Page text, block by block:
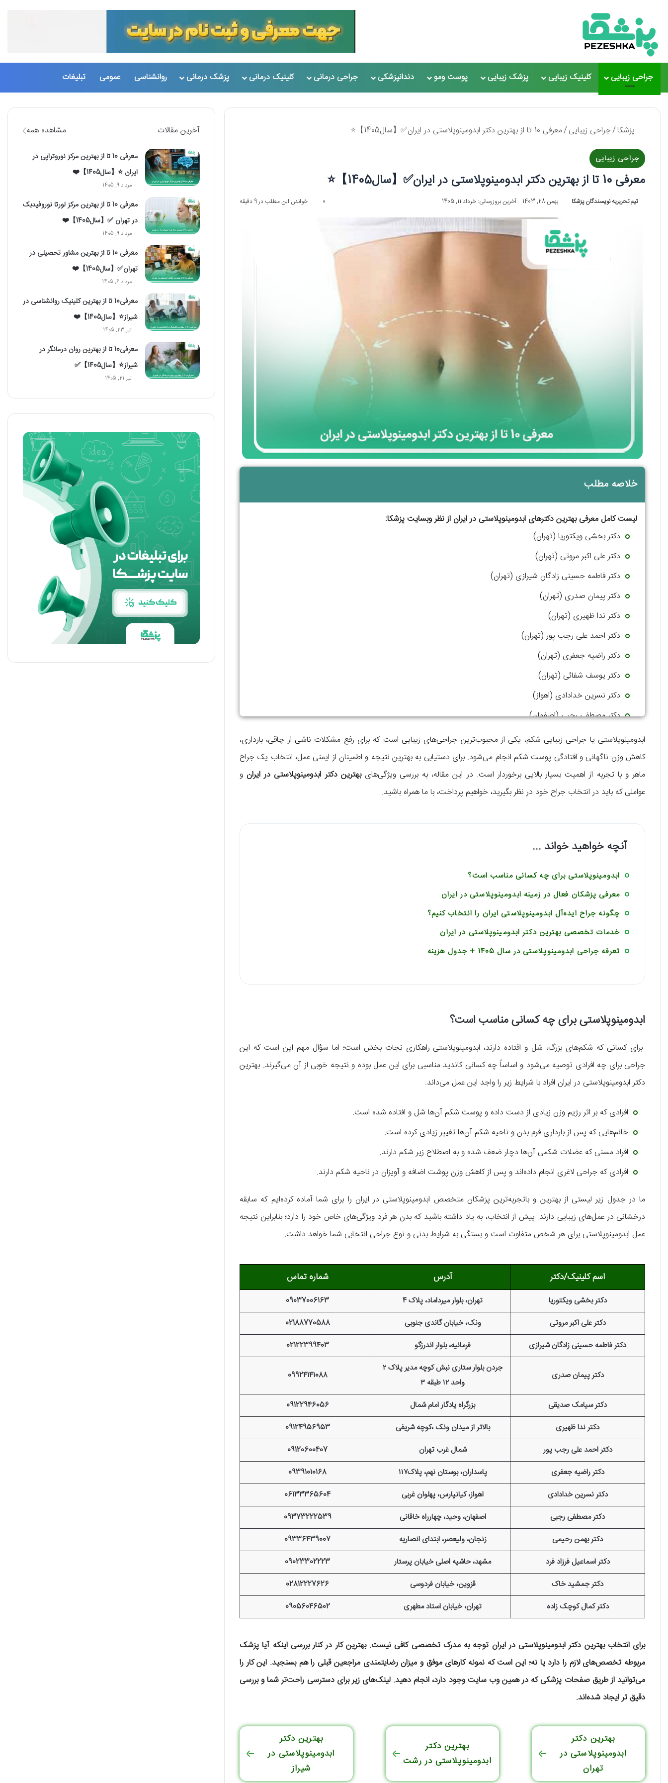
جراحی زیبایی کلینیک زیبایی پزشک زیبایی پوست ومو دندانپزشکی جراحی درمانی کلینیک درمانی پزشک درمانی روانشناسی عمومی تبلیغات
پزشکا/جراحی زیبایی/معرفی 10 تا از بهترین دکتر ابدومینوپلاستی در ایران✅【سال1405】⭐
جراحی زیبایی
معرفی 10 تا از بهترین دکتر ابدومینوپلاستی در ایران✅【سال1405】⭐
تیم تحریریه نویسندگان پزشکا بهمن 28, 1403 آخرین بروزرسانی: خرداد 11, 1405 0 خواندن این مطلب در 9 دقیقه
خلاصه مطلب
لیست کامل معرفی بهترین دکترهای ابدومینوپلاستی در ایران از نظر وبسایت پزشکا:
دکتر بخشی ویکتوریا (تهران)
دکتر علی اکبر مروتی (تهران)
دکتر فاطمه حسینی زادگان شیرازی (تهران)
دکتر پیمان صدری (تهران)
دکتر ندا ظهیری (تهران)
دکتر احمد علی رجب پور (تهران)
دکتر راضیه جعفری (تهران)
دکتر یوسف شفائی (تهران)
دکتر نسرین خدادادی (اهواز)
دکتر مصطفی رجبی (اصفهان)
دکتر بهمن رحیمی (زنجان)
دکتر اسماعیل فرزاد فرد (مشهد)
دکتر جمشید خاک (قزوین)
دکتر کمال کوچک زاده (تهران)
ابدومینوپلاستی یا جراحی زیبایی شکم، یکی از محبوب‌ترین جراحی‌های زیبایی است که برای رفع مشکلات ناشی از چاقی، بارداری،
کاهش وزن ناگهانی و افتادگی پوست شکم انجام می‌شود. برای دستیابی به بهترین نتیجه و اطمینان از ایمنی عمل، انتخاب یک جراح
ماهر و با تجربه از اهمیت بسیار بالایی برخوردار است. در این مقاله، به بررسی ویژگی‌هایبهترین دکتر ابدومینوپلاستی در ایران و
عواملی که باید در انتخاب جراح خود در نظر بگیرید، خواهیم پرداخت، با ما همراه باشید.
آنچه خواهید خواند ...
ابدومینوپلاستی برای چه کسانی مناسب است؟
معرفی پزشکان فعال در زمینه ابدومینوپلاستی در ایران
چگونه جراح ایده‌آل ابدومینوپلاستی ایران را انتخاب کنیم؟
خدمات تخصصی بهترین دکتر ابدومینوپلاستی در ایران
تعرفه جراحی ابدومینوپلاستی در سال 1405 + جدول هزینه
ابدومینوپلاستی برای چه کسانی مناسب است؟
برای کسانی که شکم‌های بزرگ، شل و افتاده دارند، ابدومینوپلاستی راهکاری نجات بخش است؛ اما سؤال مهم این است که این
جراحی برای چه افرادی توصیه می‌شود و اساساً چه کسانی کاندید مناسبی برای این عمل بوده و نتیجه خوبی از آن می‌گیرند. بهترین
دکتر ابدومینوپلاستی در ایران افراد با شرایط زیر را واجد این عمل می‌داند.
افرادی که بر اثر رژیم وزن زیادی از دست داده و پوست شکم آن‌ها شل و افتاده شده است.
خانم‌هایی که پس از بارداری فرم بدن و ناحیه شکم آن‌ها تغییر زیادی کرده است.
افراد مسنی که عضلات شکمی آن‌ها دچار ضعف شده و به اصطلاح زیر شکم دارند.
افرادی که جراحی لاغری انجام داده‌اند و پس از کاهش وزن پوشت اضافه و آویزان در ناحیه شکم دارند.
ما در جدول زیر لیستی از بهترین و باتجربه‌ترین پزشکان متخصص ابدومینوپلاستی در ایران را برای شما آماده کرده‌ایم که سابقه
درخشانی در عمل‌های زیبایی دارند. پیش از انتخاب، به یاد داشته باشید که بدن هر فرد ویژگی‌های خاص خود را دارد؛ بنابراین نتیجه
عمل ابدومینوپلاستی برای هر شخص متفاوت است و بستگی به شرایط بدنی و نوع جراحی انتخابی شما خواهد داشت.
اسم کلینیک/دکتر آدرس شماره تماس
دکتر بخشی ویکتوریا تهران، بلوار میرداماد، پلاک 4
09037006163
دکتر علی اکبر مروتی
ونک، خیابان گاندی جنوبی
02188770588
دکتر فاطمه حسینی زادگان شیرازی
فرمانیه، بلوار اندرزگو 02122399403
دکتر پیمان صدری
جردن بلوار ستاری نبش کوچه مدیر پلاک ۲
واحد ۱۲ طبقه ۳
09924141088
دکتر سیامک صدیقی بزرگراه یادگار امام شمال
09122946056
دکتر ندا ظهیری
بالاتر از میدان ونک ،کوچه شریفی
09124956953
دکتر احمد علی رجب پور
شمال غرب تهران
09120600407
دکتر راضیه جعفری
پاسداران، بوستان نهم، پلاک۱۱۷
09391010168
دکتر نسرین خدادادی
اهواز، کیانپارس، پهلوان غربی
06133365604
دکتر مصطفی رجبی
اصفهان، وحید، چهارراه خاقانی
09373222539​
دکتر بهمن رحیمی
زنجان، ولیعصر، ابتدای انصاریه
09336439007
دکتر اسماعیل فرزاد فرد
مشهد، حاشیه اصلی خیابان پرستار
09023302223
دکتر جمشید خاک
قزوین، خیابان فردوسی
02812227626
دکتر کمال کوچک زاده
تهران، خیابان استاد مطهری 09056046502
برای انتخاب بهترین دکتر ابدومینوپلاستی در ایران توجه به مدرک تخصصی کافی نیست. بهترین کار در کنار بررسی اینکه آیا پزشک
مربوطه تخصص‌های لازم را دارد یا نه؛ این است که نمونه کارهای موفق و میزان رضایتمندی مراجعین قبلی را هم بسنجید. این کار را
می‌توانید از طریق صفحات پزشکی که در همین وب سایت وجود دارد، انجام دهید. لینک‌های زیر برای دسترسی راحت‌تر شما و بررسی
دقیق تر ایجاد شده‌اند.
بهترین دکتر
ابدومینوپلاستی در
تهران
بهترین دکتر
ابدومینوپلاستی در رشت
بهترین دکتر
ابدومینوپلاستی در
شیراز
آخرین مقالات مشاهده همه
معرفی 10 تا از بهترین مرکز نوروتراپی در
ایران ⭐【سال1405】❤️
مرداد 9, 1405
معرفی 10 تا از بهترین مرکز لورتا نوروفیدبک
در تهران ✅【سال1405】❤️
مرداد 9, 1405
معرفی 10 تا از بهترین مشاور تحصیلی در
تهران✅【سال1405】❤️
مرداد 6, 1405
معرفی10 تا از بهترین کلینیک روانشناسی در
شیراز⭐【سال1405】❤️
تیر 23, 1405
معرفی10 تا از بهترین روان درمانگر در
شیراز⭐【سال1405】✅
تیر 21, 1405